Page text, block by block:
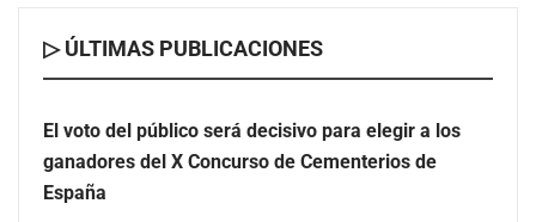
Talentos Martiko bate récord de participación y
anuncia a los cinco finalistas de su VII edición
▷ ÚLTIMAS PUBLICACIONES
El voto del público será decisivo para elegir a los
ganadores del X Concurso de Cementerios de
España